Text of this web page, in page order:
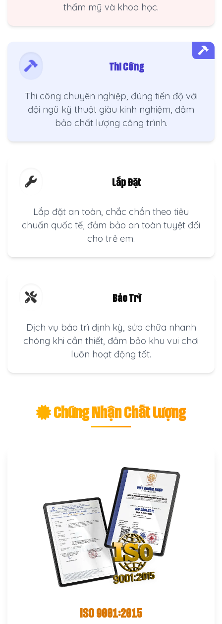
thẩm mỹ và khoa học.
Thi Công
Thi công chuyên nghiệp, đúng tiến độ với
đội ngũ kỹ thuật giàu kinh nghiệm, đảm
bảo chất lượng công trình.
Lắp Đặt
Lắp đặt an toàn, chắc chắn theo tiêu
chuẩn quốc tế, đảm bảo an toàn tuyệt đối
cho trẻ em.
Bảo Trì
Dịch vụ bảo trì định kỳ, sửa chữa nhanh
chóng khi cần thiết, đảm bảo khu vui chơi
luôn hoạt động tốt.
Chứng Nhận Chất Lượng
ISO 9001:2015